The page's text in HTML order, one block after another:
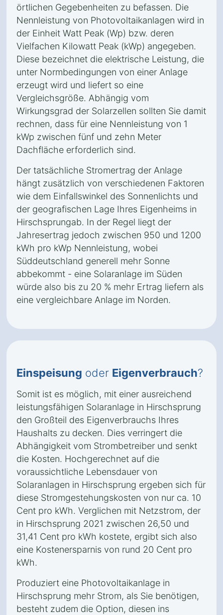
örtlichen Gegebenheiten zu befassen. Die
Nennleistung von Photovoltaikanlagen wird in
der Einheit Watt Peak (Wp) bzw. deren
Vielfachen Kilowatt Peak (kWp) angegeben.
Diese bezeichnet die elektrische Leistung, die
unter Normbedingungen von einer Anlage
erzeugt wird und liefert so eine
Vergleichsgröße. Abhängig vom
Wirkungsgrad der Solarzellen sollten Sie damit
rechnen, dass für eine Nennleistung von 1
kWp zwischen fünf und zehn Meter
Dachfläche erforderlich sind.
Der tatsächliche Stromertrag der Anlage
hängt zusätzlich von verschiedenen Faktoren
wie dem Einfallswinkel des Sonnenlichts und
der geografischen Lage Ihres Eigenheims in
Hirschsprungab. In der Regel liegt der
Jahresertrag jedoch zwischen 950 und 1200
kWh pro kWp Nennleistung, wobei
Süddeutschland generell mehr Sonne
abbekommt - eine Solaranlage im Süden
würde also bis zu 20 % mehr Ertrag liefern als
eine vergleichbare Anlage im Norden.
Einspeisung oder Eigenverbrauch?
Somit ist es möglich, mit einer ausreichend
leistungsfähigen Solaranlage in Hirschsprung
den Großteil des Eigenverbrauchs Ihres
Haushalts zu decken. Dies verringert die
Abhängigkeit vom Strombetreiber und senkt
die Kosten. Hochgerechnet auf die
voraussichtliche Lebensdauer von
Solaranlagen in Hirschsprung ergeben sich für
diese Stromgestehungskosten von nur ca. 10
Cent pro kWh. Verglichen mit Netzstrom, der
in Hirschsprung 2021 zwischen 26,50 und
31,41 Cent pro kWh kostete, ergibt sich also
eine Kostenersparnis von rund 20 Cent pro
kWh.
Produziert eine Photovoltaikanlage in
Hirschsprung mehr Strom, als Sie benötigen,
besteht zudem die Option, diesen ins